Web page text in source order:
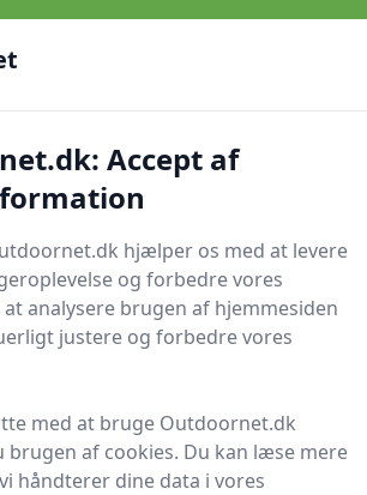
guides og grej til livet under åben
Sikker nethandel
OutdoorNet
Accept af
hjælper os med at levere
og forbedre vores
at analysere brugen af hjemmesiden
justere og forbedre vores
med at bruge Outdoornet.dk
brugen af cookies. Du kan læse mere
håndterer dine data i vores